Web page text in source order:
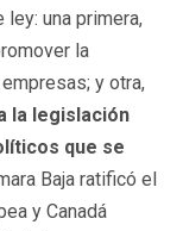
una primera,
la
y otra,
la legislación
que se
Baja ratificó el
y Canadá